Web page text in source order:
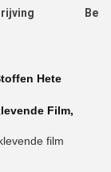
Hete
Film,
film